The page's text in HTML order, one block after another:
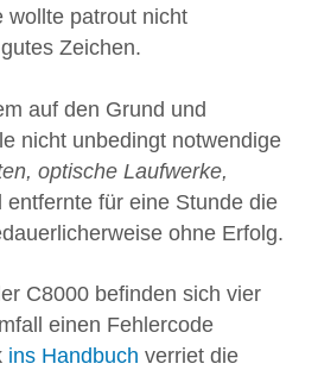
wollte patrout nicht
Zeichen.
auf den Grund und
nicht unbedingt notwendige
optische Laufwerke,
entfernte für eine Stunde die
ohne Erfolg.
C8000 befinden sich vier
einen Fehlercode
ins Handbuch verriet die